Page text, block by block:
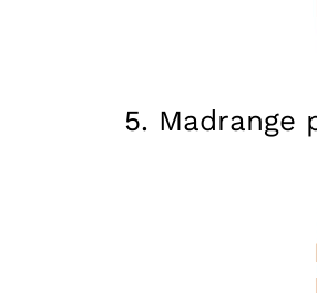
5. Madrange